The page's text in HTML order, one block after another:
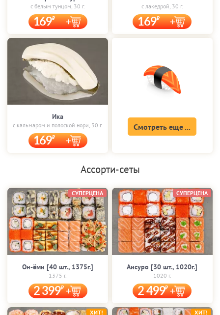
с белым тунцом, 30 г.
169
с лакедрой, 30 г.
169
Ика
с кальмаром и полоской нори, 30 г.
169
Смотреть еще ...
Ассорти-сеты
Он-ёми [40 шт., 1375г.]
1375 г.
2 399
СУПЕРЦЕНА
Аисуро [30 шт., 1020г.]
1020 г.
2 499
СУПЕРЦЕНА
ХИТ! ХИТ!